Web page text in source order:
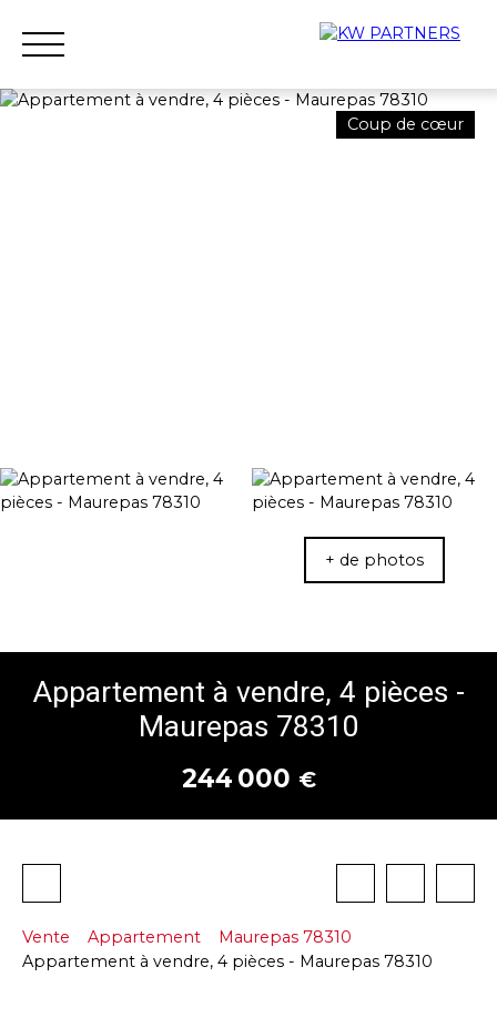
Coup de cœur
+ de photos
Appartement à vendre, 4 pièces -
Maurepas 78310
244 000 €
Vente Appartement
Maurepas 78310
Appartement à vendre, 4 pièces - Maurepas 78310